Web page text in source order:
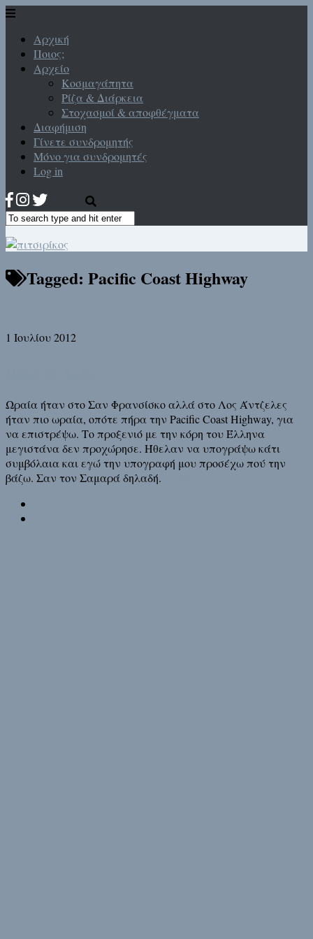
Αρχική
Ποιος;
Αρχείο
Κοσμαγάπητα
Ρίζα & Διάρκεια
Στοχασμοί & αποφθέγματα
Διαφήμιση
Γίνετε συνδρομητής
Μόνο για συνδρομητές
Log in
Tagged: Pacific Coast Highway
1 Ιουλίου 2012
Ωραία ήταν στο Σαν Φρανσίσκο αλλά στο Λος Άντζελες
ήταν πιο ωραία, οπότε πήρα την Pacific Coast Highway, για
να επιστρέψω. Το προξενιό με την κόρη του Έλληνα
μεγιστάνα δεν προχώρησε. Ήθελαν να υπογράψω κάτι
συμβόλαια και εγώ την υπογραφή μου προσέχω πού την
βάζω. Σαν τον Σαμαρά δηλαδή.